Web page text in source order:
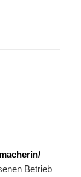
Betrieb